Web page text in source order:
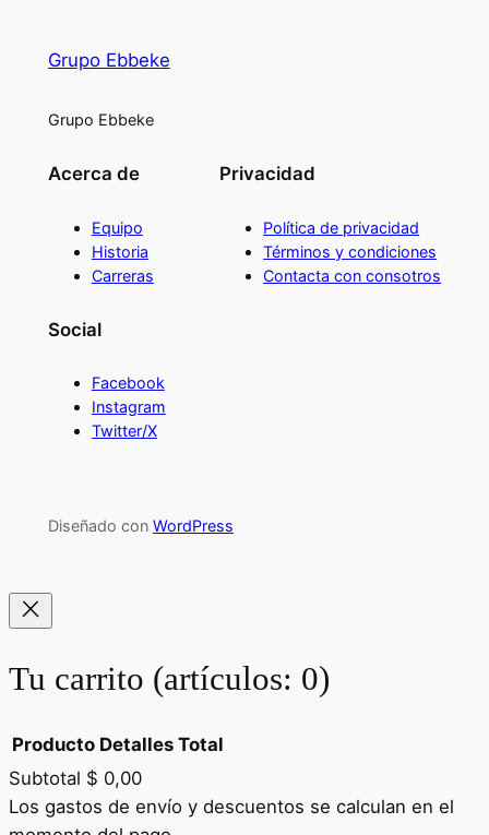
Grupo Ebbeke
Grupo Ebbeke
Acerca de
Equipo
Historia
Carreras
Privacidad
Política de privacidad
Términos y condiciones
Contacta con consotros
Social
Facebook
Instagram
Twitter/X
Diseñado con WordPress
Tu carrito (artículos: 0)
Productos
Producto Detalles Total
Subtotal $ 0,00
Los gastos de envío y descuentos se calculan en el